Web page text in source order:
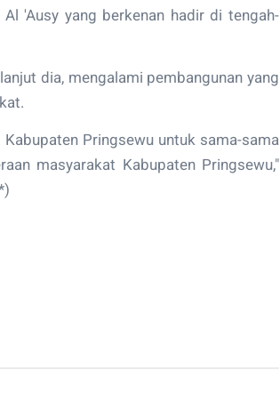
'Ausy yang berkenan hadir di tengah-
dia, mengalami pembangunan yang
Pringsewu untuk sama-sama
masyarakat Kabupaten Pringsewu,"